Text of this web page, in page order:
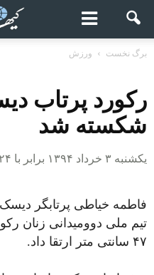
برگ نخست ورزش
رکورد پرتاب
شکسته شد
یکشنبه ۳ خرداد ۱۳۹۴ برابر با ۲۴ مه ۲۰۱۵
فاطمه خیاطی پرتابگر دیسک
۴۷ سانتی متر ارتقا داد.